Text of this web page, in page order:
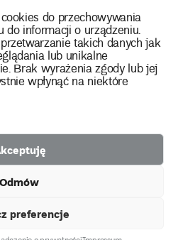
do przechowywania
informacji o urządzeniu.
takich danych jak
lub unikalne
Brak wyrażenia zgody lub jej
wpłynąć na niektóre
Odmów
preferencje
we Wrocławiu
facebook
Przyjaciół